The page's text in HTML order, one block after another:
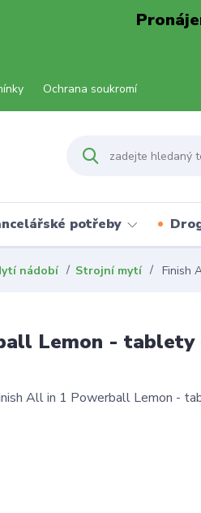
Ochrana soukromí
potřeby
nádobí Strojní mytí Finish
Lemon - tablety